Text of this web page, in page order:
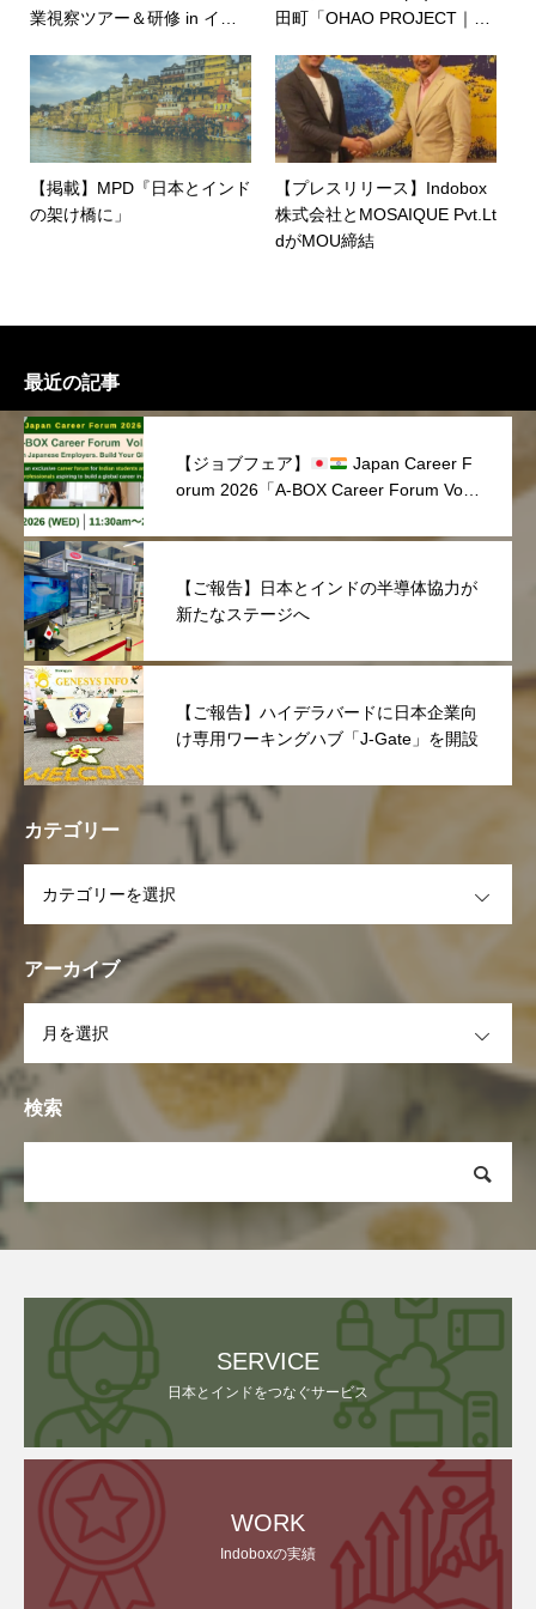
業視察ツアー＆研修 in イン
田町「OHAO PROJECT｜学
【掲載】MPD『日本とインド
の架け橋に」
【プレスリリース】Indobox
株式会社とMOSAIQUE Pvt.Lt
dがMOU締結
最近の記事
【ジョブフェア】
Japan Career F
orum 2026「A-BOX Career Forum Vol.
【ご報告】日本とインドの半導体協力が
新たなステージへ
【ご報告】ハイデラバードに日本企業向
け専用ワーキングハブ「J-Gate」を開設
カテゴリー
アーカイブ
検索
SERVICE
日本とインドをつなぐサービス
WORK
Indoboxの実績